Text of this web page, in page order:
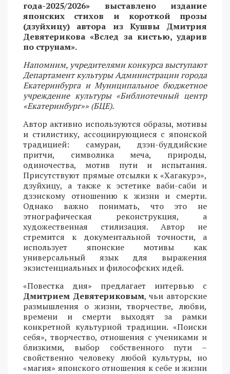
года-2025/2026» выставлено издание
японских стихов и короткой прозы
(дзуйхицу) автора из Кушвы Дмитрия
Девятерикова «Вслед за кистью, ударив
по струнам».
Напомним, учредителями конкурса выступают
Департамент культуры Администрации города
Екатеринбурга и Муниципальное бюджетное
учреждение культуры «Библиотечный центр
«Екатеринбург»» (БЦЕ).
Автор активно используются образы, мотивы
и стилистику, ассоциирующиеся с японской
традицией: самураи, дзэн-буддийские
притчи, символика меча, природы,
одиночества, мотив пути и испытания.
Присутствуют прямые отсылки к «Хагакурэ»,
дзуйхицу, а также к эстетике ваби-саби и
дзэнскому отношению к жизни и смерти.
Однако важно понимать, что это не
этнографическая реконструкция, а
художественная стилизация. Автор не
стремится к документальной точности, а
использует японские мотивы как
универсальный язык для выражения
экзистенциальных и философских идей.
«Повестка дня» предлагает интервью с
Дмитрием Девятериковым, чьи авторские
размышления о жизни, творчестве, любви,
времени и смерти выходят за рамки
конкретной культурной традиции. «Поиски
себя», творчество, отношения с учениками и
близкими, выбор собственного пути –
свойственно человеку любой культуры, но
«магия» японского отношения к себе и жизни